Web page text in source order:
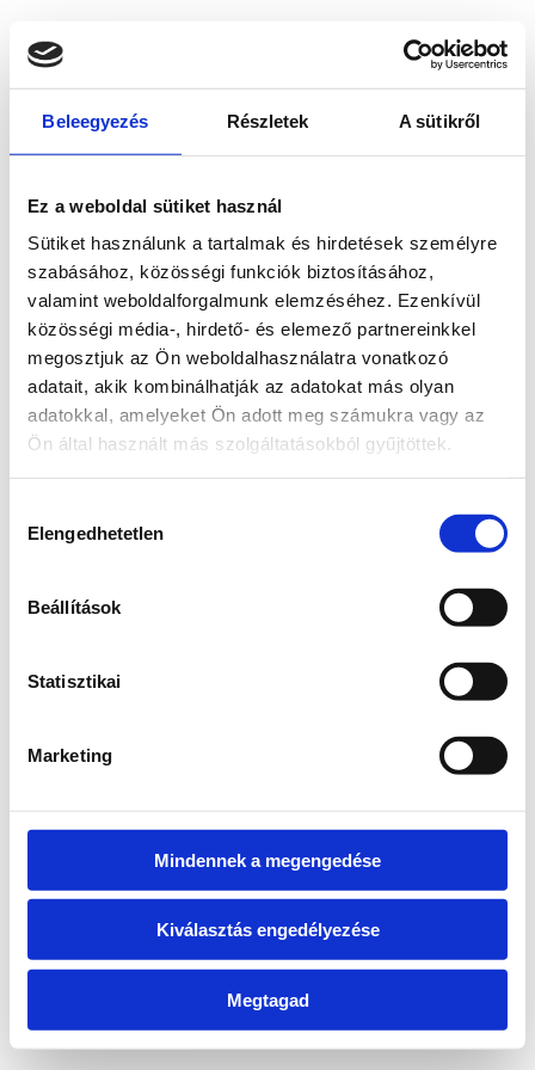
Beleegyezés Részletek A sütikről
Ez a weboldal sütiket használ
Sütiket használunk a tartalmak és hirdetések személyre
szabásához, közösségi funkciók biztosításához,
valamint weboldalforgalmunk elemzéséhez. Ezenkívül
közösségi média-, hirdető- és elemező partnereinkkel
megosztjuk az Ön weboldalhasználatra vonatkozó
adatait, akik kombinálhatják az adatokat más olyan
adatokkal, amelyeket Ön adott meg számukra vagy az
Ön által használt más szolgáltatásokból gyűjtöttek.
kiválasztása
Elengedhetetlen
Beállítások
Statisztikai
Marketing
Mindennek a megengedése
Kiválasztás engedélyezése
Megtagad
loadingwww.bicapp.hu
(see the browser console for more